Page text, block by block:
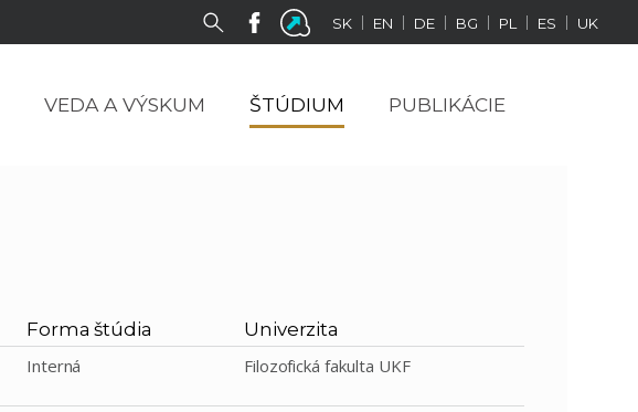
VEDA A VÝSKUM ŠTÚDIUM PUBLIKÁCIE
UK
ES |
PL |
BG |
DE |
EN |
SK |
Forma štúdia Univerzita
Interná Filozofická fakulta UKF